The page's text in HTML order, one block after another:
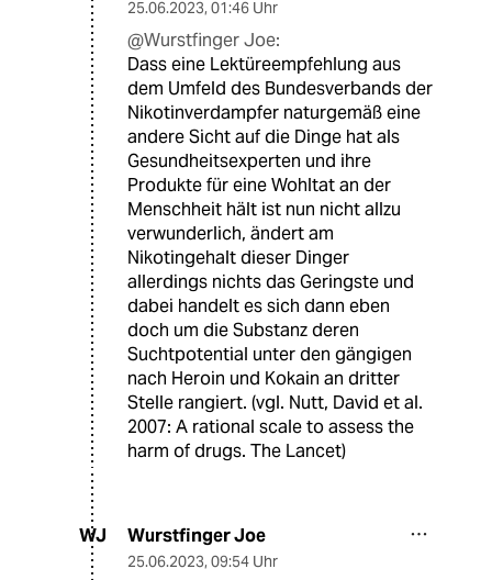
25.06.2023, 01:46 Uhr
@Wurstfinger Joe:
Dass eine Lektüreempfehlung aus
dem Umfeld des Bundesverbands der
Nikotinverdampfer naturgemäß eine
andere Sicht auf die Dinge hat als
Gesundheitsexperten und ihre
Produkte für eine Wohltat an der
Menschheit hält ist nun nicht allzu
verwunderlich, ändert am
Nikotingehalt dieser Dinger
allerdings nichts das Geringste und
dabei handelt es sich dann eben
doch um die Substanz deren
Suchtpotential unter den gängigen
nach Heroin und Kokain an dritter
Stelle rangiert. (vgl. Nutt, David et al.
2007: A rational scale to assess the
harm of drugs. The Lancet)
WJ Wurstfinger Joe
25.06.2023, 09:54 Uhr